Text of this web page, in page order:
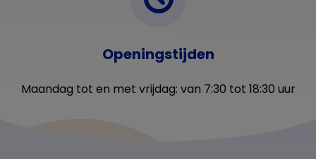
Openingstijden
Maandag tot en met vrijdag: van 7:30 tot 18:30 uur